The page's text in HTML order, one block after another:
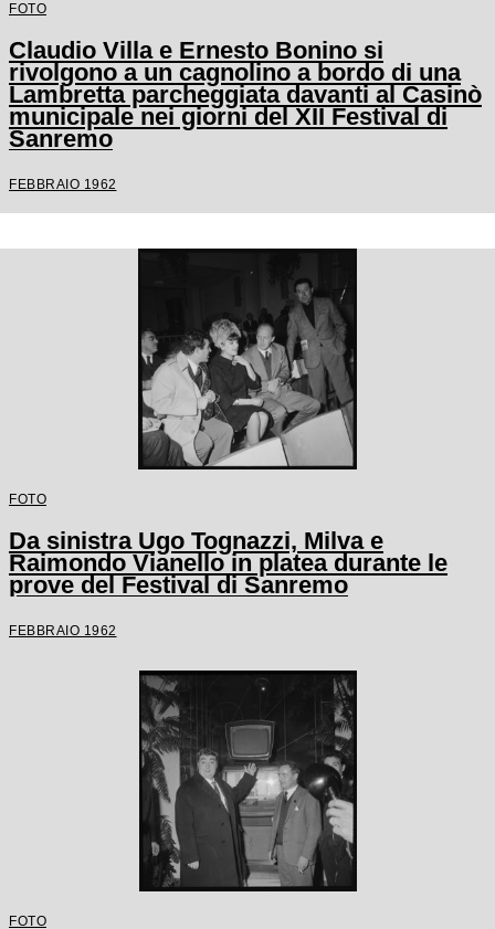
FOTO
Claudio Villa e Ernesto Bonino si
rivolgono a un cagnolino a bordo di una
Lambretta parcheggiata davanti al Casinò
municipale nei giorni del XII Festival di
Sanremo
FEBBRAIO 1962
FOTO
Da sinistra Ugo Tognazzi, Milva e
Raimondo Vianello in platea durante le
prove del Festival di Sanremo
FEBBRAIO 1962
FOTO